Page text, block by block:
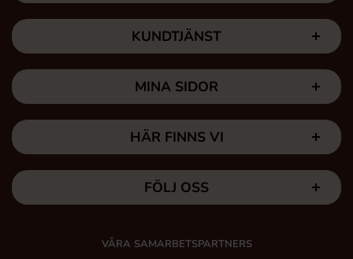
KUNDTJÄNST
MINA SIDOR
HÄR FINNS VI
FÖLJ OSS
VÅRA SAMARBETSPARTNERS